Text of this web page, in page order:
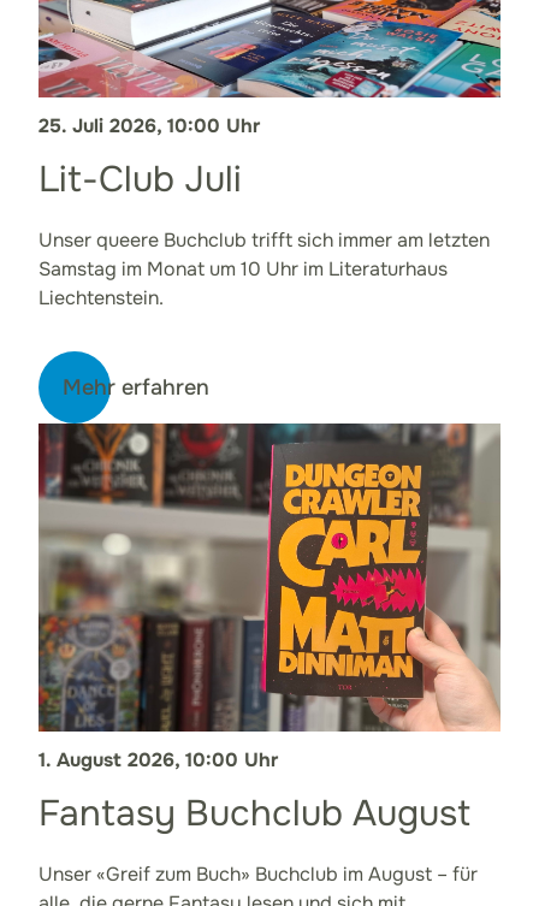
25. Juli 2026, 10:00 Uhr
Lit-Club Juli
Unser queere Buchclub trifft sich immer am letzten
Samstag im Monat um 10 Uhr im Literaturhaus
Liechtenstein.
Mehr erfahren
1. August 2026, 10:00 Uhr
Fantasy Buchclub August
Unser «Greif zum Buch» Buchclub im August – für